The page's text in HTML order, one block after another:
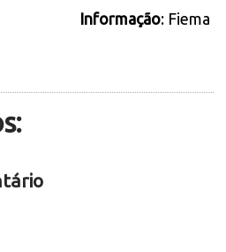
Informação: Fiema